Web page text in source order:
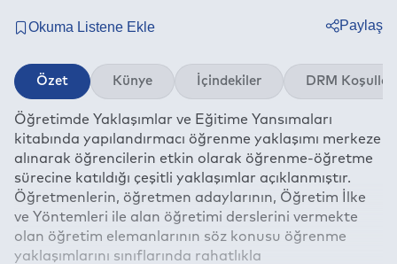
Paylaş
Twitter
Linkedin
Whatsapp
E-mail
Özet Künye İçindekiler DRM Koşulları
Öğretimde Yaklaşımlar ve Eğitime Yansımaları
kitabında yapılandırmacı öğrenme yaklaşımı merkeze
alınarak öğrencilerin etkin olarak öğrenme-öğretme
sürecine katıldığı çeşitli yaklaşımlar açıklanmıştır.
Öğretmenlerin, öğretmen adaylarının, Öğretim İlke
ve Yöntemleri ile alan öğretimi derslerini vermekte
olan öğretim elemanlarının söz konusu öğrenme
yaklaşımlarını sınıflarında rahatlıkla